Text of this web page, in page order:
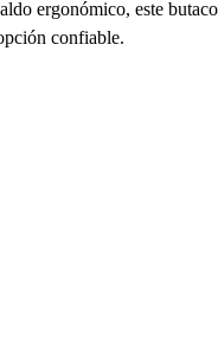
ergonómico, este
confiable.